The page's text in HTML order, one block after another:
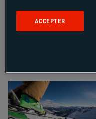
ACCEPTER